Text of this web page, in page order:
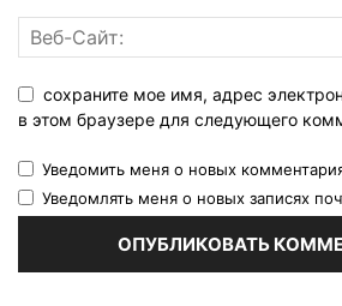
сохраните мое имя, адрес
в этом браузере для следующего
Уведомить меня о новых
Уведомлять меня о новых записях